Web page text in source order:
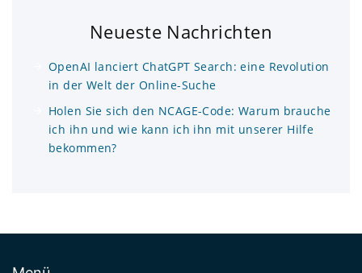
Neueste Nachrichten
OpenAI lanciert ChatGPT Search: eine Revolution
in der Welt der Online-Suche
Holen Sie sich den NCAGE-Code: Warum brauche
ich ihn und wie kann ich ihn mit unserer Hilfe
bekommen?